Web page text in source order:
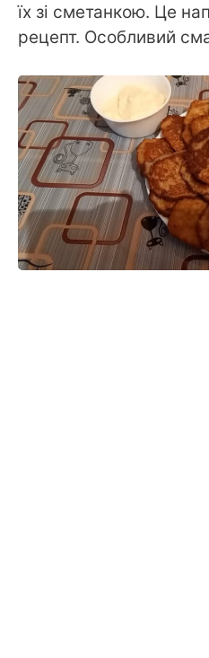
їх зі сметанкою. Це
рецепт. Особливий